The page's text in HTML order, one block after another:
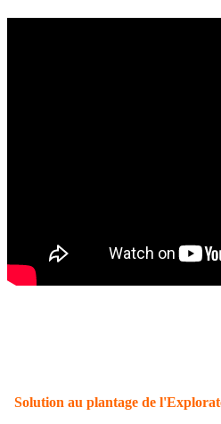
Solution au plantage de